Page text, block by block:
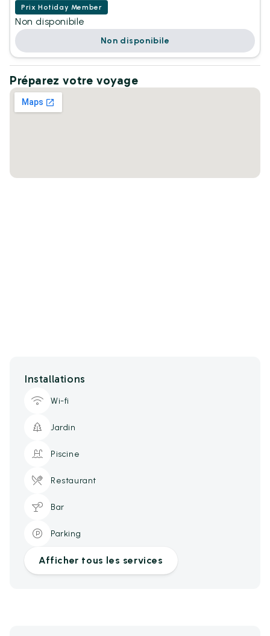
Prix Hotiday Member
Non disponibile
Non disponibile
Préparez votre voyage
Installations
Wi-fi
Jardin
Piscine
Restaurant
Bar
Parking
Afficher tous les services